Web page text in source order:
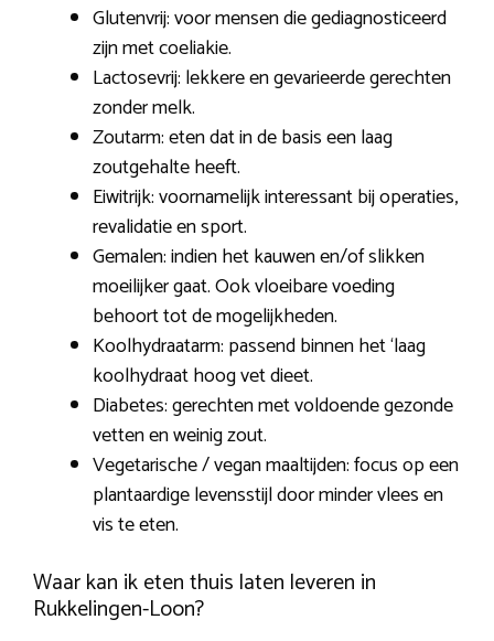
Glutenvrij: voor mensen die gediagnosticeerd
zijn met coeliakie.
Lactosevrij: lekkere en gevarieerde gerechten
zonder melk.
Zoutarm: eten dat in de basis een laag
zoutgehalte heeft.
Eiwitrijk: voornamelijk interessant bij operaties,
revalidatie en sport.
Gemalen: indien het kauwen en/of slikken
moeilijker gaat. Ook vloeibare voeding
behoort tot de mogelijkheden.
Koolhydraatarm: passend binnen het ‘laag
koolhydraat hoog vet dieet.
Diabetes: gerechten met voldoende gezonde
vetten en weinig zout.
Vegetarische / vegan maaltijden: focus op een
plantaardige levensstijl door minder vlees en
vis te eten.
Waar kan ik eten thuis laten leveren in
Rukkelingen-Loon?